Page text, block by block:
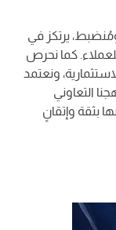
يرتكز في
كما نحرص
ونعتمد
التعاوني
بثقة وإتقانٍ